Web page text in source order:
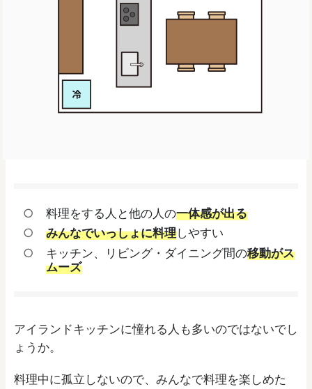
料理をする人と他の人の一体感が出る
みんなでいっしょに料理しやすい
キッチン、リビング・ダイニング間の移動がス
ムーズ
アイランドキッチンに憧れる人も多いのではないでし
ょうか。
料理中に孤立しないので、みんなで料理を楽しめた